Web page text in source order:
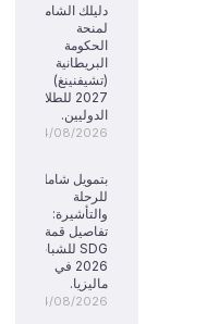
دليلك الشامل
لمنحة
الحكومة
البريطانية
(تشيفنينغ)
2027 للطلاب
الدوليين.
04/08/2026
بتمويل شامل
للرحلة
والتأشيرة:
تفاصيل قمة
SDG للشباب
2026 في
ماليزيا.
04/08/2026